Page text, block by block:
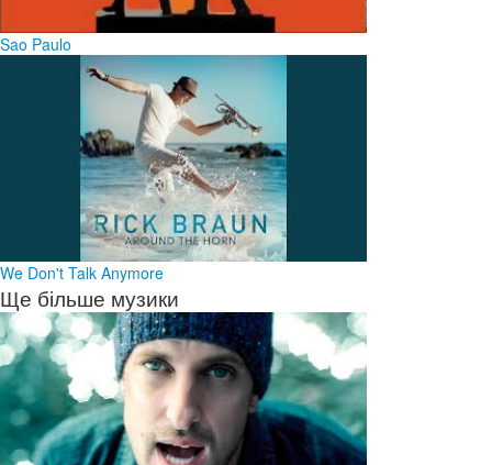
Sao Paulo
We Don't Talk Anymore
Ще більше музики